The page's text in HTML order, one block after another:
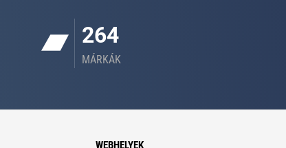
264
MÁRKÁK
WEBHELYEK